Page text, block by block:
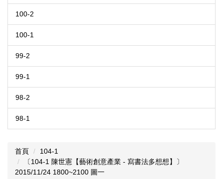
100-2
100-1
99-2
99-1
98-2
98-1
首頁
104-1
〔104-1 陳世憲【藝術創意產業 - 寫書法多想想】〕
2015/11/24 1800~2100 圖一